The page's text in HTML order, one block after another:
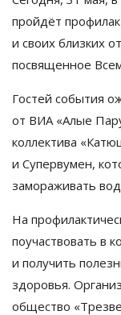
пройдёт
и своих близких от
посвященное
Гостей события
от ВИА «Алые
коллектива «
и Супервумен,
замораживать
На
поучаствовать в
и получить
здоровья.
общество «